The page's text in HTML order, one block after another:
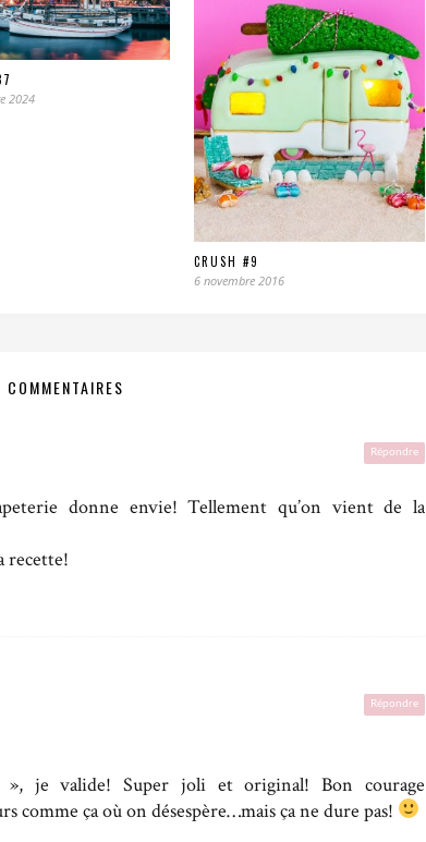
2024
CRUSH #9
6 novembre 2016
COMMENTAIRES
Répondre
donne envie! Tellement qu’on vient de la
recette!
Répondre
je valide! Super joli et original! Bon courage
comme ça où on désespère…mais ça ne dure pas!